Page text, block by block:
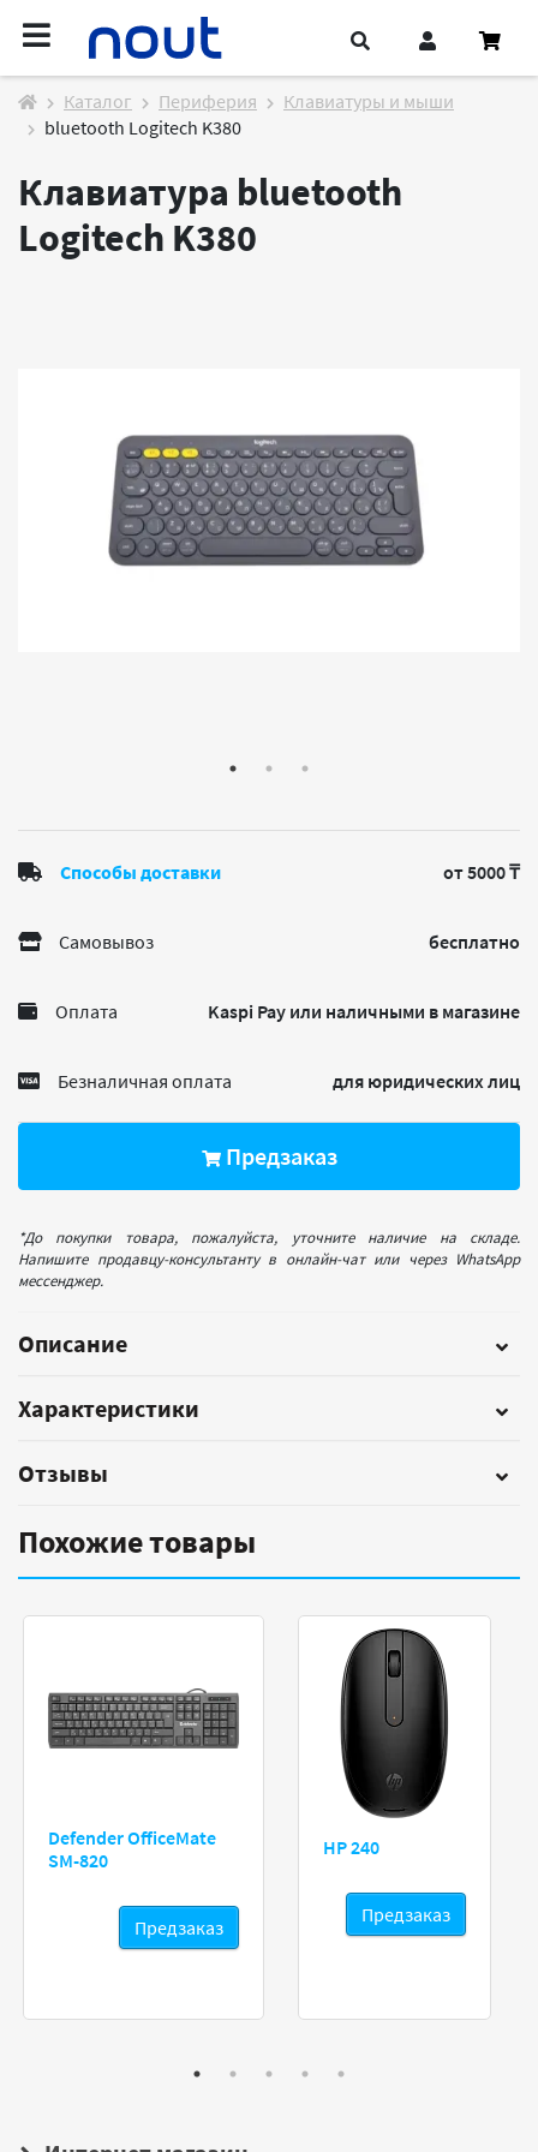
Каталог Периферия
Клавиатуры и мыши
bluetooth Logitech K380
Клавиатура bluetooth
Logitech K380
Способы доставки от 5000 ₸
Самовывоз бесплатно
Оплата Kaspi Pay или наличными в магазине
Безналичная оплата для юридических лиц
Предзаказ
*До покупки товара, пожалуйста, уточните наличие на складе.
Напишите продавцу-консультанту в онлайн-чат или через WhatsApp
мессенджер.
Описание
Характеристики
Отзывы
Похожие товары
Defender OfficeMate
SM-820
Предзаказ
HP 240
Предзаказ